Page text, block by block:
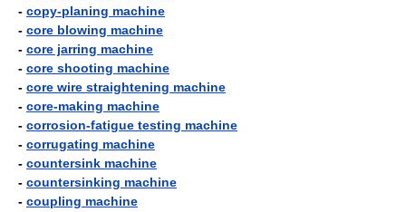
- copy-planing machine
- core blowing machine
- core jarring machine
- core shooting machine
- core wire straightening machine
- core-making machine
- corrosion-fatigue testing machine
- corrugating machine
- countersink machine
- countersinking machine
- coupling machine